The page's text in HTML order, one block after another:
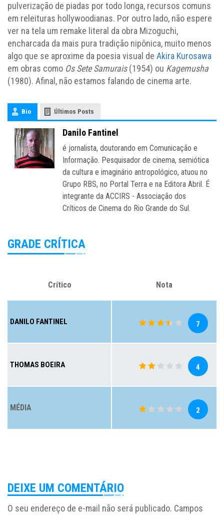
pulverização de piadas por todo longa, recursos comuns
em releituras hollywoodianas. Por outro lado, não espere
ver na tela um remake literal da obra Mizoguchi,
encharcada da mais pura tradição nipônica, muito menos
algo que se aproxime da poesia visual de Akira Kurosawa
em obras como Os Sete Samurais(1954) ou Kagemusha
(1980). Afinal, não estamos falando de cinema arte.
Bio Últimos Posts
Danilo Fantinel
é jornalista, doutorando em Comunicação e
Informação. Pesquisador de cinema, semiótica
da cultura e imaginário antropológico, atuou no
Grupo RBS, no Portal Terra e na Editora Abril. É
integrante da ACCIRS - Associação dos
Críticos de Cinema do Rio Grande do Sul.
GRADE CRÍTICA
Crítico Nota
DANILO FANTINEL 7
THOMAS BOEIRA 4
MÉDIA 2
DEIXE UM COMENTÁRIO
O seu endereço de e-mail não será publicado. Campos